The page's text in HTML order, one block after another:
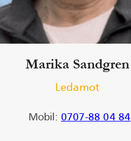
Marika Sandgren
Ledamot
Mobil: 0707-88 04 84